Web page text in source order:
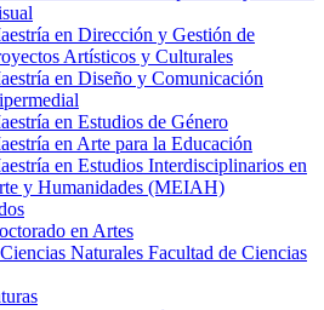
en Dirección y Gestión de
Artísticos y Culturales
en Diseño y Comunicación
en Estudios de Género
en Arte para la Educación
en Estudios Interdisciplinarios en
y Humanidades (MEIAH)
en Artes
Facultad de Ciencias